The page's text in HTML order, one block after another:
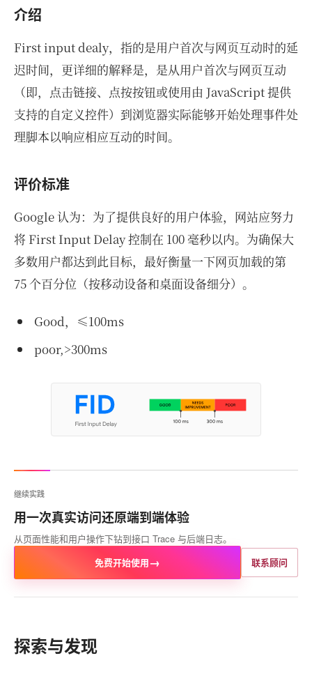
介绍
First input dealy，指的是用户首次与网页互动时的延
迟时间，更详细的解释是，是从用户首次与网页互动
（即，点击链接、点按按钮或使用由 JavaScript 提供
支持的自定义控件）到浏览器实际能够开始处理事件处
理脚本以响应相应互动的时间。
评价标准
Google 认为：为了提供良好的用户体验，网站应努力
将 First Input Delay 控制在 100 毫秒以内。为确保大
多数用户都达到此目标，最好衡量一下网页加载的第
75 个百分位（按移动设备和桌面设备细分）。
Good，≤100ms
poor,>300ms
继续实践
用一次真实访问还原端到端体验
从页面性能和用户操作下钻到接口 Trace 与后端日志。
免费开始使用→ 联系顾问
探索与发现